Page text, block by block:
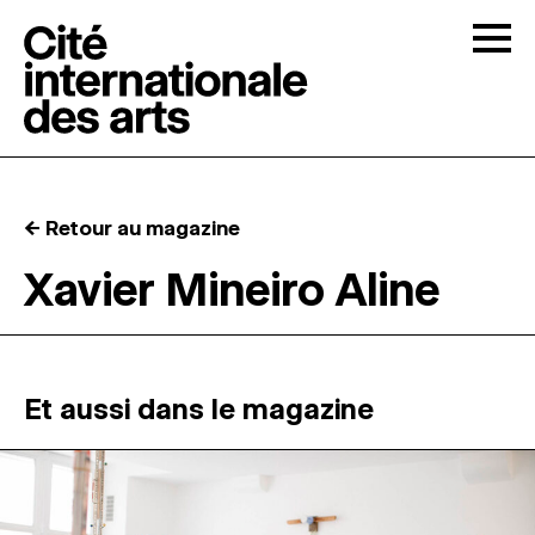
RÉSIDENCES ↓
ATELIERS OUVERTS
PROGRAMMATION
← Retour au magazine
Xavier Mineiro Aline
Et aussi dans le magazine